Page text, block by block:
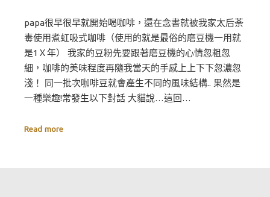
papa很早很早就開始喝咖啡，還在念書就被我家太后荼
毒使用煮虹吸式咖啡（使用的就是最俗的磨豆機一用就
是1Ｘ年） 我家的豆粉先要跟著磨豆機的心情忽粗忽
細，咖啡的美味程度再隨我當天的手感上上下下忽濃忽
淺！ 同一批次咖啡豆就會產生不同的風味結構.. 果然是
一種樂趣!常發生以下對話 大貓說…這回…
Read more